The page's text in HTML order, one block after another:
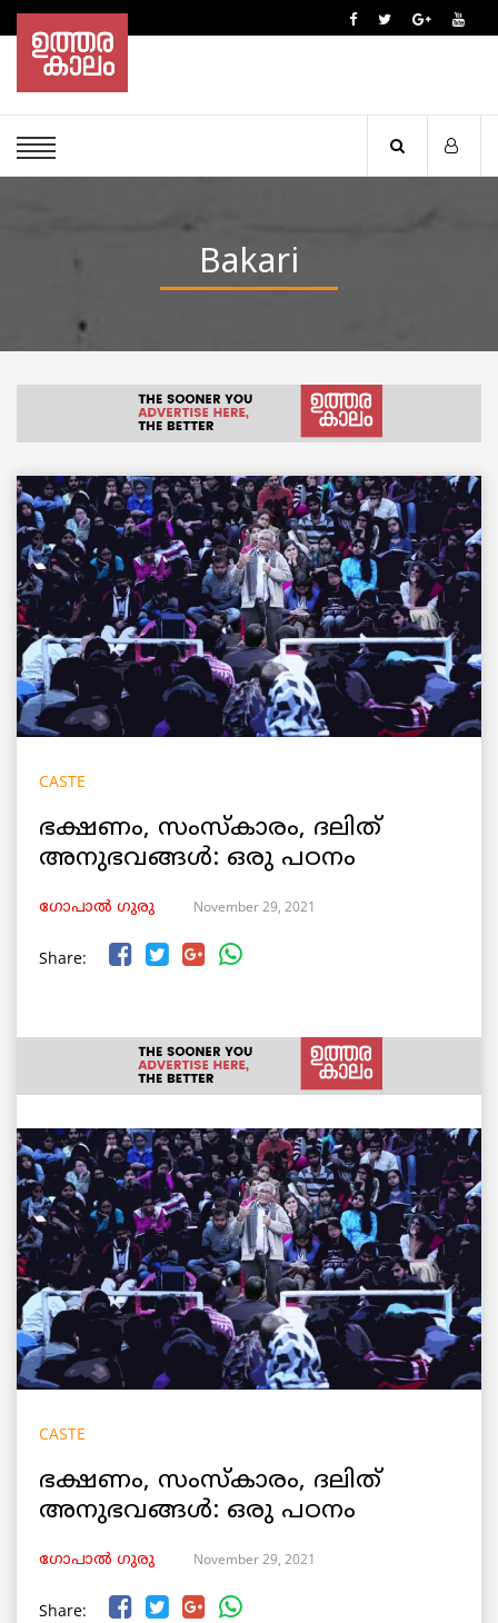
Bakari
CASTE
ഭക്ഷണം, സംസ്കാരം, ദലിത്
അനുഭവങ്ങൾ: ഒരു പഠനം
ഗോപാല്‍ ഗുരു November 29, 2021
Share:
CASTE
ഭക്ഷണം, സംസ്കാരം, ദലിത്
അനുഭവങ്ങൾ: ഒരു പഠനം
ഗോപാല്‍ ഗുരു November 29, 2021
Share: